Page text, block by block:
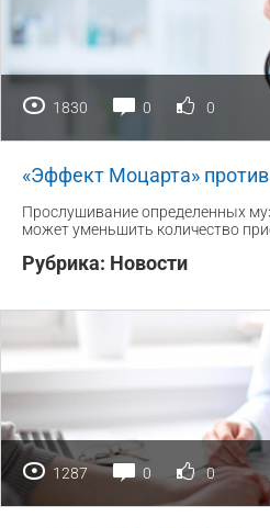
1830 0 0
«Эффект Моцарта»
Прослушивание определенных
может уменьшить количество
Рубрика: Новости
1287 0 0